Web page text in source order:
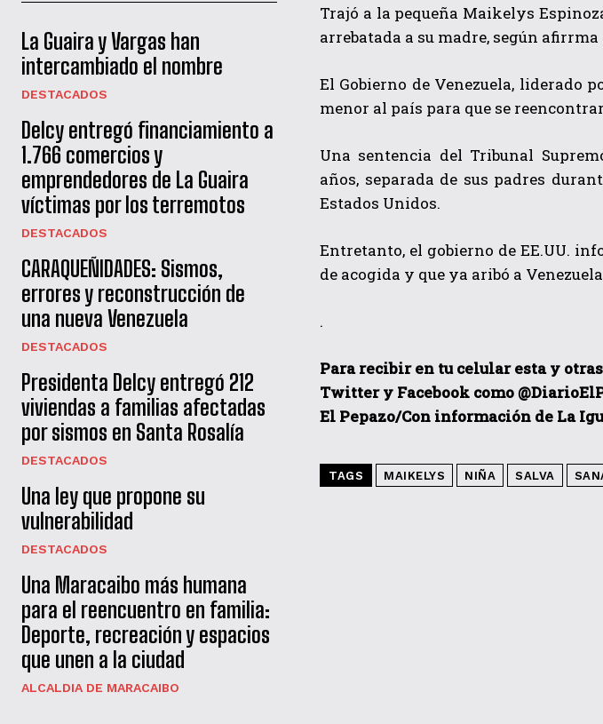
QUIERO
He leído y acepto lasPolítica de
La Guaira y Vargas han
intercambiado el nombre
DESTACADOS
Delcy entregó financiamiento a
1.766 comercios y
emprendedores de La Guaira
víctimas por los terremotos
DESTACADOS
CARAQUEÑIDADES: Sismos,
errores y reconstrucción de
una nueva Venezuela
DESTACADOS
Presidenta Delcy entregó 212
viviendas a familias afectadas
por sismos en Santa Rosalía
DESTACADOS
Una ley que propone su
vulnerabilidad
DESTACADOS
Una Maracaibo más humana
para el reencuentro en familia:
Deporte, recreación y espacios
que unen a la ciudad
ALCALDIA DE MARACAIBO
Trajó a la pequeña Maikelys
arrebatada a su madre, según
El Gobierno de Venezuela, liderado
menor al país para que se
Una sentencia del Tribunal
años, separada de sus padres
Estados Unidos.
Entretanto, el gobierno de EE.UU.
de acogida y que ya aribó a
.
Para recibir en tu celular esta y
Twitter y Facebook como
El Pepazo/Con información de La
TAGS MAIKELYS NIÑA SALVA